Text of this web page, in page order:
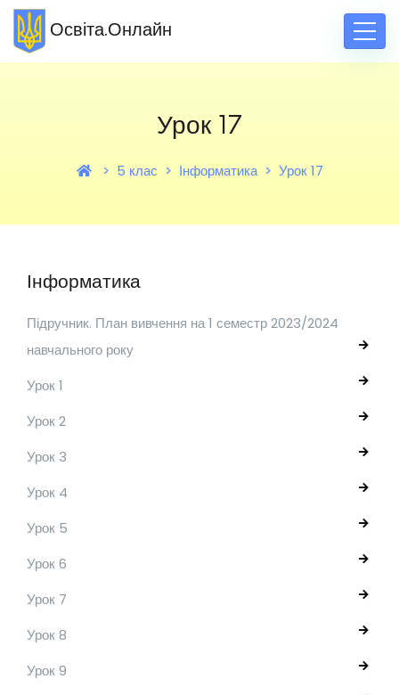
Освіта.Онлайн
Урок 17
5 клас Інформатика Урок 17
Інформатика
Підручник. План вивчення на 1 семестр 2023/2024
навчального року
Урок 1
Урок 2
Урок 3
Урок 4
Урок 5
Урок 6
Урок 7
Урок 8
Урок 9